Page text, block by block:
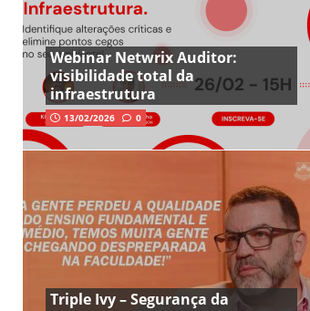
Webinar Netwrix Auditor:
visibilidade total da
infraestrutura
13/02/2026 0
Triple Ivy – Segurança da